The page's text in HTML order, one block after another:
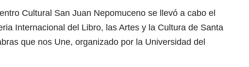
Cultural San Juan Nepomuceno se llevó a cabo el
Internacional del Libro, las Artes y la Cultura de Santa
que nos Une, organizado por la Universidad del